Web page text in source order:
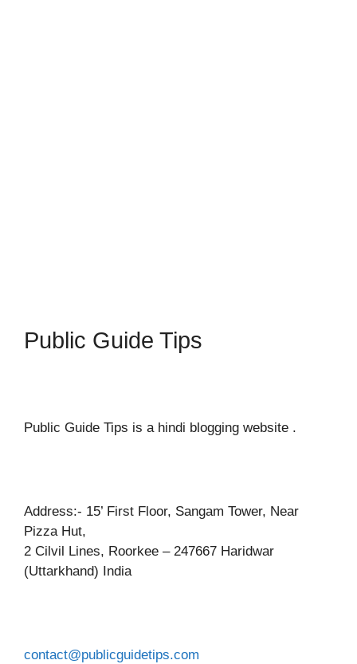
Public Guide Tips
Public Guide Tips is a hindi blogging website .
Address:- 15’ First Floor, Sangam Tower, Near
Pizza Hut,
2 Cilvil Lines, Roorkee – 247667 Haridwar
(Uttarkhand) India
contact@publicguidetips.com